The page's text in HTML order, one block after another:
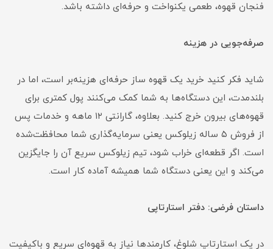
فنجان قهوه، طعمی یکنواخت و حرفه‌ای داشته باشد.
صرفه‌جویی در هزینه
شاید فکر کنید خرید یک قهوه ساز حرفه‌ای هزینه‌بر است، اما در
بلندمدت، این دستگاه‌ها به شما کمک می‌کنند پول کمتری برای
قهوه‌های بیرون خرج کنید. بعلاوه، گارانتی ۱۲ ماهه و خدمات پس
از فروش ۵ ساله زیلوکس یعنی سرمایه‌گذاری شما محافظت‌شده
است. اگر قطعه‌ای خراب شود، تیم زیلوکس سریع آن را جایگزین
می‌کند و این یعنی دستگاه شما همیشه آماده کار است.
داستان فرضی: دفتر استارتاپی
در یک استارتاپ شلوغ، کارمندها نیاز به قهوه‌ای سریع و باکیفیت